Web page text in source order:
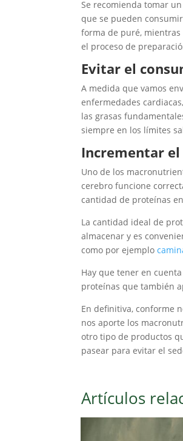
Se recomienda tomar
que se pueden
forma de puré,
el proceso de
Evitar el
A medida que vamos
enfermedades
las grasas
siempre en los límites
Incrementar
Uno de los
cerebro funcione
cantidad de proteínas
La cantidad ideal de
almacenar y es
como por ejemplo
Hay que tener en
proteínas que también
En definitiva, conforme
nos aporte los
otro tipo de productos
pasear para evitar el
Artículos